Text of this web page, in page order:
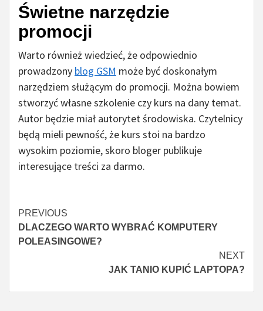
Świetne narzędzie
promocji
Warto również wiedzieć, że odpowiednio
prowadzony blog GSM może być doskonałym
narzędziem służącym do promocji. Można bowiem
stworzyć własne szkolenie czy kurs na dany temat.
Autor będzie miał autorytet środowiska. Czytelnicy
będą mieli pewność, że kurs stoi na bardzo
wysokim poziomie, skoro bloger publikuje
interesujące treści za darmo.
Czytaj
więcej
PREVIOUS
DLACZEGO WARTO WYBRAĆ KOMPUTERY
POLEASINGOWE?
NEXT
JAK TANIO KUPIĆ LAPTOPA?